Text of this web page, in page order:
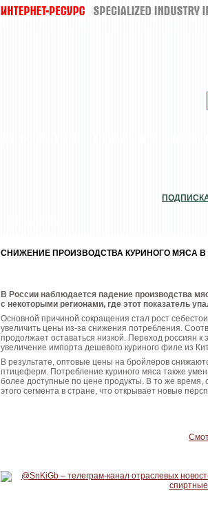
СНИЖЕНИЕ ПРОИЗВОДСТВА КУРИНОГО МЯСА
В России наблюдается падение производства
с некоторыми регионами, где этот показатель
Основной причиной сокращения стал рост
увеличить цены из-за снижения потребления.
продолжает оставаться низкой. Переход россиян к
увеличение импорта дешевого куриного филе из
В результате, оптовые цены на бройлеров
птицеферм. Потребление куриного мяса также
более доступные по цене продукты. В то же время,
этого сегмента в стране, что открывает новые